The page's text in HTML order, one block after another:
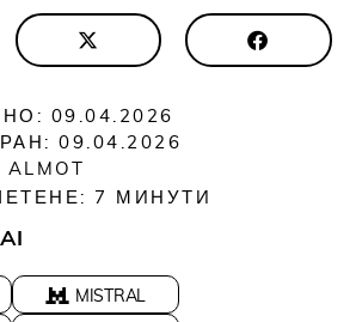
09.04.2026
09.04.2026
7 МИНУТИ
MISTRAL